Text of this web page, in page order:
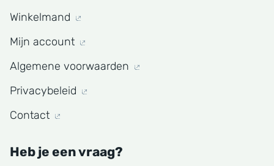
Winkelmand
Mijn account
Algemene voorwaarden
Privacybeleid
Contact
Heb je een vraag?